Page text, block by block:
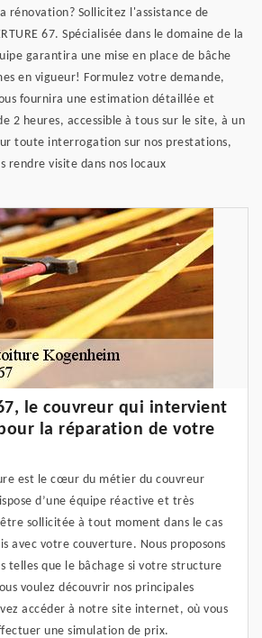
rénovation? Sollicitez l'assistance de
67. Spécialisée dans le domaine de la
garantira une mise en place de bâche
en vigueur! Formulez votre demande,
fournira une estimation détaillée et
2 heures, accessible à tous sur le site, à un
toute interrogation sur nos prestations,
rendre visite dans nos locaux
67, le couvreur qui intervient
la réparation de votre
est le cœur du métier du couvreur
d’une équipe réactive et très
sollicitée à tout moment dans le cas
avec votre couverture. Nous proposons
telles que le bâchage si votre structure
voulez découvrir nos principales
accéder à notre site internet, où vous
une simulation de prix.